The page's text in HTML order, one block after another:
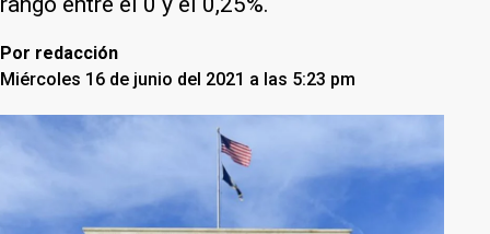
Por redacción
Miércoles 16 de junio del 2021 a las 5:23 pm